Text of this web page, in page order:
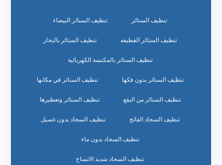
تنظيف الستائر تنظيف الستائر البيضاء
تنظيف الستائر القطيفه تنظيف الستائر بالبخار
تنظيف الستائر بالمكنسة الكهربائية
تنظيف الستائر بدون فكها تنظيف الستائر في مكانها
تنظيف الستائر من البقع تنظيف الستائر وتعطيرها
تنظيف السجاد الفاتح تنظيف السجاد بدون غسيل
تنظيف السجاد بدون ماء
تنظيف السجاد شديد الاتساخ